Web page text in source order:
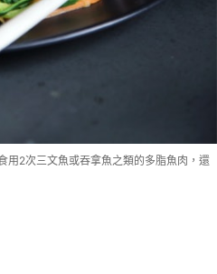
用2次三文魚或吞拿魚之類的多脂魚肉，還